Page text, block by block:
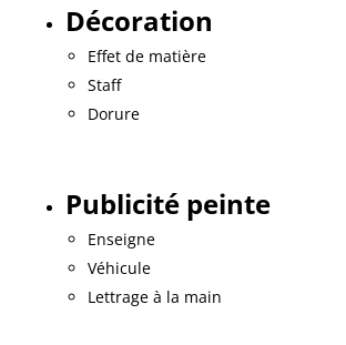
Décoration
Effet de matière
Staff
Dorure
Publicité peinte
Enseigne
Véhicule
Lettrage à la main